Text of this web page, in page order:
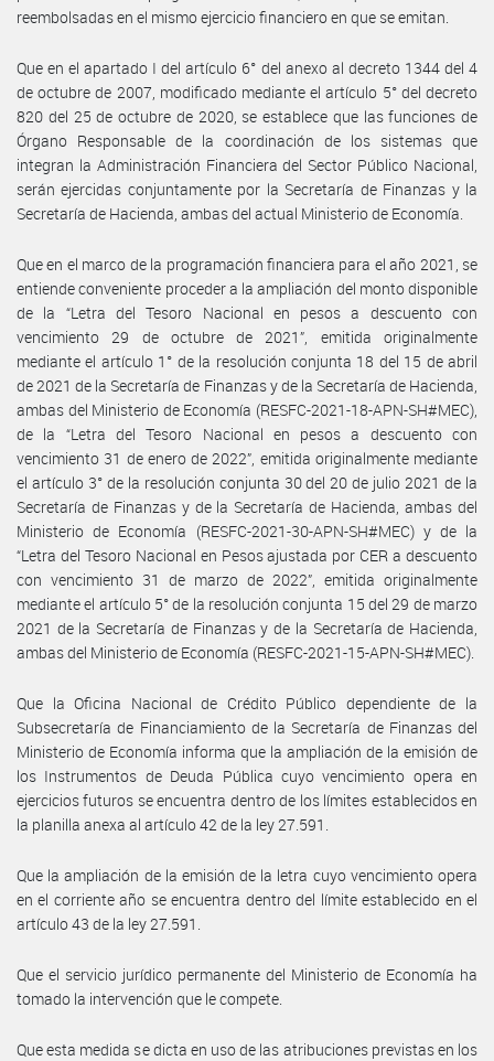
reembolsadas en el mismo ejercicio financiero en que se emitan.
Que en el apartado I del artículo 6° del anexo al decreto 1344 del 4
de octubre de 2007, modificado mediante el artículo 5° del decreto
820 del 25 de octubre de 2020, se establece que las funciones de
Órgano Responsable de la coordinación de los sistemas que
integran la Administración Financiera del Sector Público Nacional,
serán ejercidas conjuntamente por la Secretaría de Finanzas y la
Secretaría de Hacienda, ambas del actual Ministerio de Economía.
Que en el marco de la programación financiera para el año 2021, se
entiende conveniente proceder a la ampliación del monto disponible
de la “Letra del Tesoro Nacional en pesos a descuento con
vencimiento 29 de octubre de 2021”, emitida originalmente
mediante el artículo 1° de la resolución conjunta 18 del 15 de abril
de 2021 de la Secretaría de Finanzas y de la Secretaría de Hacienda,
ambas del Ministerio de Economía (RESFC-2021-18-APN-SH#MEC),
de la “Letra del Tesoro Nacional en pesos a descuento con
vencimiento 31 de enero de 2022”, emitida originalmente mediante
el artículo 3° de la resolución conjunta 30 del 20 de julio 2021 de la
Secretaría de Finanzas y de la Secretaría de Hacienda, ambas del
Ministerio de Economía (RESFC-2021-30-APN-SH#MEC) y de la
“Letra del Tesoro Nacional en Pesos ajustada por CER a descuento
con vencimiento 31 de marzo de 2022”, emitida originalmente
mediante el artículo 5° de la resolución conjunta 15 del 29 de marzo
2021 de la Secretaría de Finanzas y de la Secretaría de Hacienda,
ambas del Ministerio de Economía (RESFC-2021-15-APN-SH#MEC).
Que la Oficina Nacional de Crédito Público dependiente de la
Subsecretaría de Financiamiento de la Secretaría de Finanzas del
Ministerio de Economía informa que la ampliación de la emisión de
los Instrumentos de Deuda Pública cuyo vencimiento opera en
ejercicios futuros se encuentra dentro de los límites establecidos en
la planilla anexa al artículo 42 de la ley 27.591.
Que la ampliación de la emisión de la letra cuyo vencimiento opera
en el corriente año se encuentra dentro del límite establecido en el
artículo 43 de la ley 27.591.
Que el servicio jurídico permanente del Ministerio de Economía ha
tomado la intervención que le compete.
Que esta medida se dicta en uso de las atribuciones previstas en los